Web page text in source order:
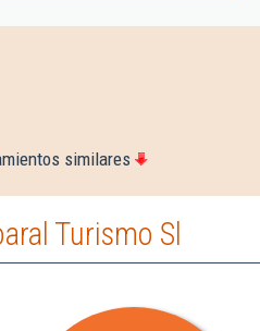
similares
Turismo Sl